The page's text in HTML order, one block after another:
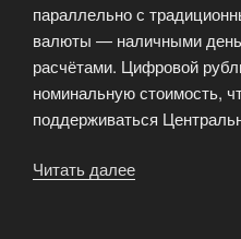
параллельно с
валюты — наличными
расчётами. Цифровой
номинальную стоимость,
поддерживаться
Читать далее